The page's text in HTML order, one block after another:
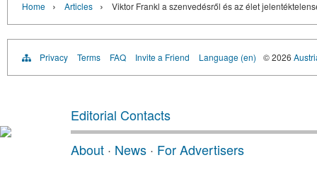
Home › Articles › Viktor Frankl a szenvedésről és az élet
Privacy Terms FAQ Invite a Friend Language (en) © 2026
Editorial Contacts
About · News · For Advertisers